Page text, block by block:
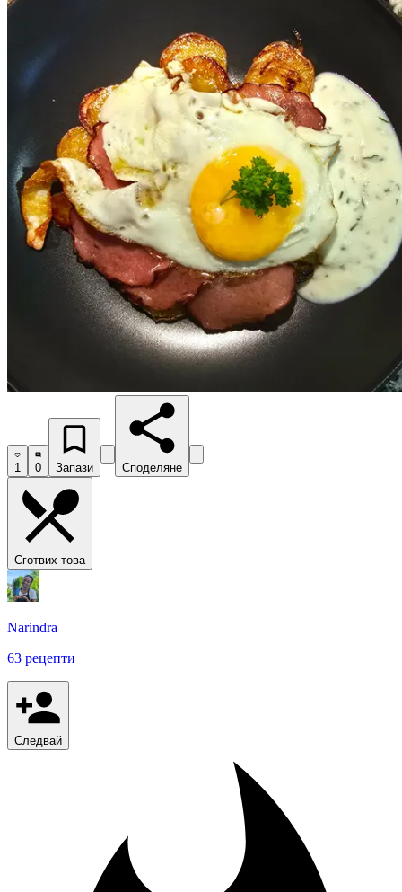
1 0 Запази Споделяне
Сготвих това
Narindra
63 рецепти
Следвай